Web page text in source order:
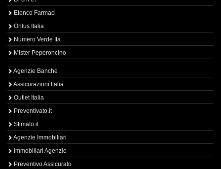
Elenco Farmaci
Onlus Italia
Numero Verde Ita
Mister Peperoncino
Agenzie Banche
Assicurazioni Italia
Outlet Italia
Preventivato.it
Stimato.it
Agenzie Immobiliari
Immobiliari Agenzie
Preventivo Assicurato